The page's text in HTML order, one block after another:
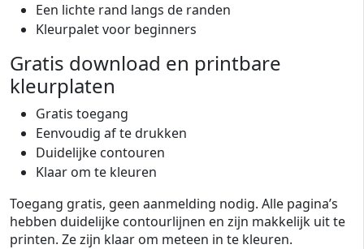
Een lichte rand langs de randen
Kleurpalet voor beginners
Gratis download en printbare
kleurplaten
Gratis toegang
Eenvoudig af te drukken
Duidelijke contouren
Klaar om te kleuren
Toegang gratis, geen aanmelding nodig. Alle pagina’s
hebben duidelijke contourlijnen en zijn makkelijk uit te
printen. Ze zijn klaar om meteen in te kleuren.